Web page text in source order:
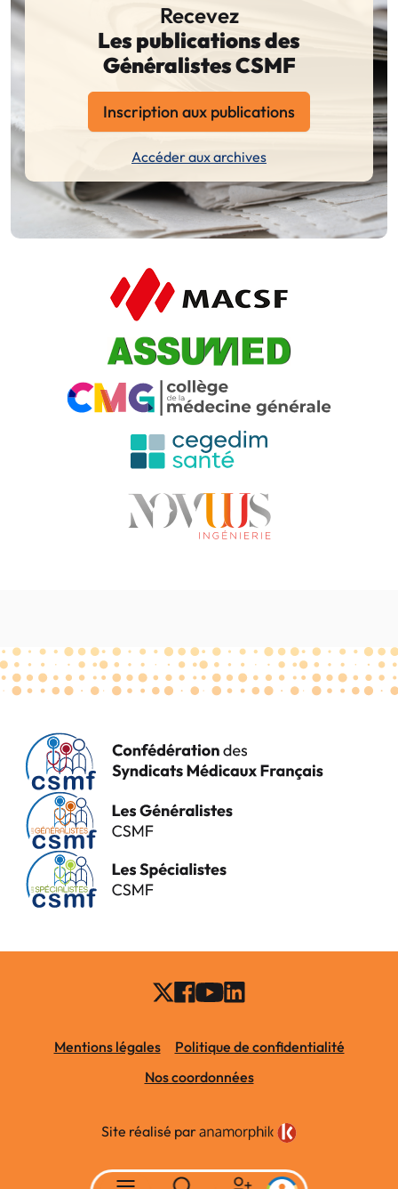
Recevez
Les publications des
Généralistes CSMF
Inscription aux publications
Accéder aux archives
Mentions légales
Politique de confidentialité
Nos coordonnées
Site réalisé par